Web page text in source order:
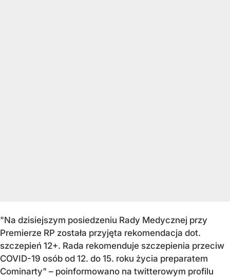
"Na dzisiejszym posiedzeniu Rady Medycznej przy
Premierze RP została przyjęta rekomendacja dot.
szczepień 12+. Rada rekomenduje szczepienia przeciw
COVID-19 osób od 12. do 15. roku życia preparatem
Cominarty" – poinformowano na twitterowym profilu